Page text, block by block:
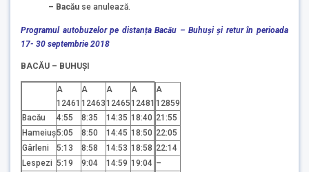
– Bacău se anulează.
Programul autobuzelor pe distanța Bacău – Buhuşi și retur în perioada
17- 30 septembrie 2018
BACĂU – BUHUŞI
A
12461
A
12463
A
12465
A
12481
A
12859
Bacău
4:55 8:35 14:35 18:40 21:55
Hameiuș5:05 8:50 14:45 18:50 22:05
Gârleni
5:13 8:58 14:53 18:58 22:14
Lespezi 5:19 9:04 14:59 19:04 –